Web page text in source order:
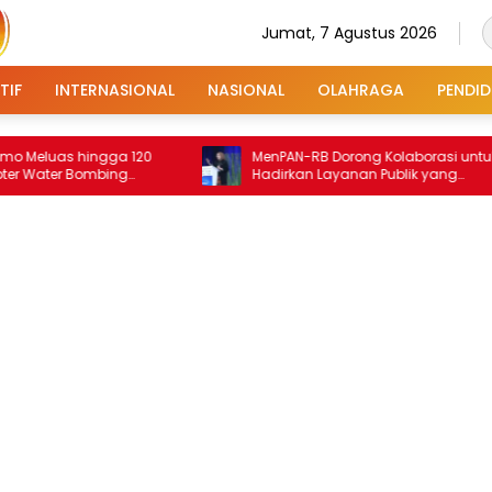
Jumat, 7 Agustus 2026
INTERNASIONAL NASIONAL OLAHRAGA
hingga 120
Bombing
MenPAN-RB Dorong Kolaborasi untuk
Hadirkan Layanan Publik yang
Terintegrasi dan Inklusif